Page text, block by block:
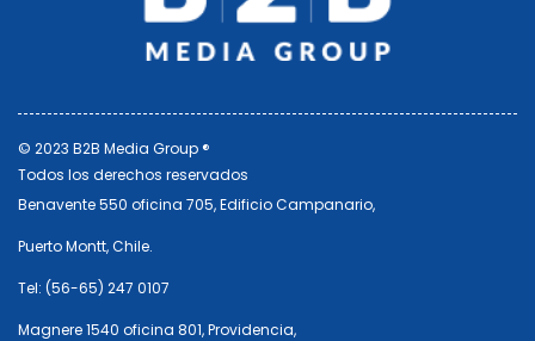
© 2023 B2B Media Group ®
Todos los derechos reservados
Benavente 550 oficina 705, Edificio Campanario,
Puerto Montt, Chile.
Tel: (56-65) 247 0107
Magnere 1540 oficina 801, Providencia,